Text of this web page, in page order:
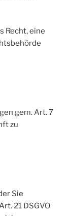
Recht, eine
gem. Art. 7
zu
Sie
21 DSGVO